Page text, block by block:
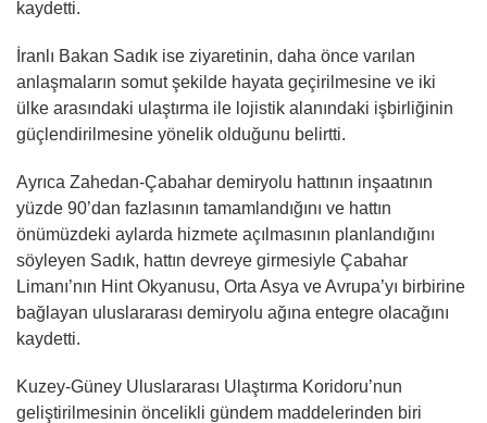
kaydetti.
İranlı Bakan Sadık ise ziyaretinin, daha önce varılan
anlaşmaların somut şekilde hayata geçirilmesine ve iki
ülke arasındaki ulaştırma ile lojistik alanındaki işbirliğinin
güçlendirilmesine yönelik olduğunu belirtti.
Ayrıca Zahedan-Çabahar demiryolu hattının inşaatının
yüzde 90’dan fazlasının tamamlandığını ve hattın
önümüzdeki aylarda hizmete açılmasının planlandığını
söyleyen Sadık, hattın devreye girmesiyle Çabahar
Limanı’nın Hint Okyanusu, Orta Asya ve Avrupa’yı birbirine
bağlayan uluslararası demiryolu ağına entegre olacağını
kaydetti.
Kuzey-Güney Uluslararası Ulaştırma Koridoru’nun
geliştirilmesinin öncelikli gündem maddelerinden biri